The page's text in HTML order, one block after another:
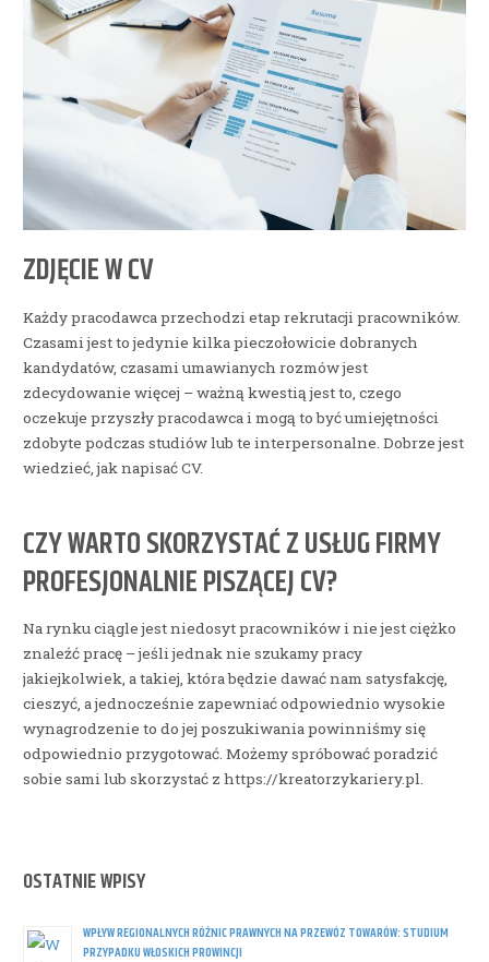
OSTATNIE WPISY
WPŁYW REGIONALNYCH RÓŻNIC PRAWNYCH NA PRZEWÓZ TOWARÓW: STUDIUM
PRZYPADKU WŁOSKICH PROWINCJI
ZDJĘCIE W CV
Każdy pracodawca przechodzi etap rekrutacji pracowników.
Czasami jest to jedynie kilka pieczołowicie dobranych
kandydatów, czasami umawianych rozmów jest
zdecydowanie więcej – ważną kwestią jest to, czego
oczekuje przyszły pracodawca i mogą to być umiejętności
zdobyte podczas studiów lub te interpersonalne. Dobrze jest
wiedzieć, jak napisać CV.
CZY WARTO SKORZYSTAĆ Z USŁUG FIRMY
PROFESJONALNIE PISZĄCEJ CV?
Na rynku ciągle jest niedosyt pracowników i nie jest ciężko
znaleźć pracę – jeśli jednak nie szukamy pracy
jakiejkolwiek, a takiej, która będzie dawać nam satysfakcję,
cieszyć, a jednocześnie zapewniać odpowiednio wysokie
wynagrodzenie to do jej poszukiwania powinniśmy się
odpowiednio przygotować. Możemy spróbować poradzić
sobie sami lub skorzystać z https://kreatorzykariery.pl.